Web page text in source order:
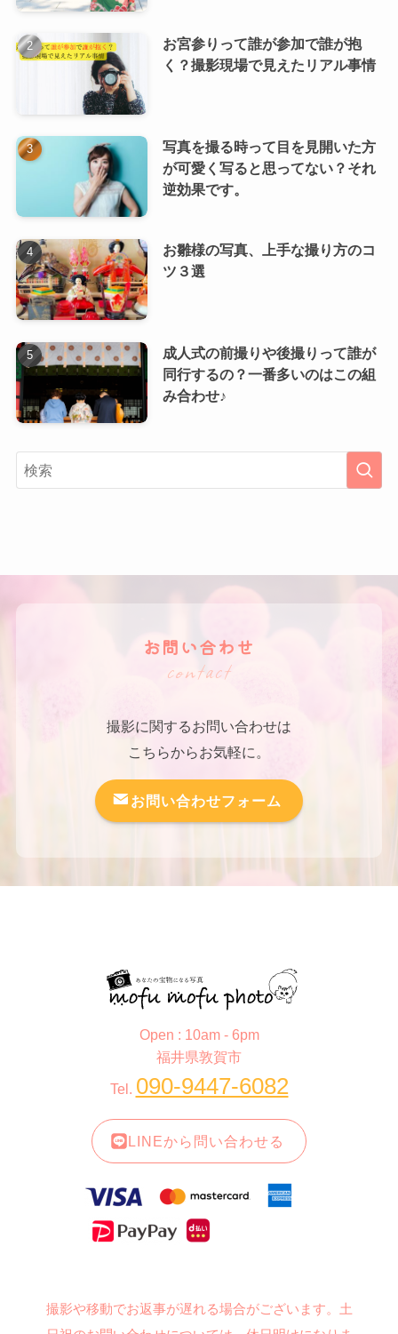
お宮参りって誰が参加で誰が抱
く？撮影現場で見えたリアル事情
写真を撮る時って目を見開いた方
が可愛く写ると思ってない？それ
逆効果です。
お雛様の写真、上手な撮り方のコ
ツ３選
成人式の前撮りや後撮りって誰が
同行するの？一番多いのはこの組
み合わせ♪
お問い合わせ
contact
撮影に関するお問い合わせは
こちらからお気軽に。
お問い合わせフォーム
Open : 10am - 6pm
福井県敦賀市
Tel. 090-9447-6082
LINEから問い合わせる
撮影や移動でお返事が遅れる場合がございます。土